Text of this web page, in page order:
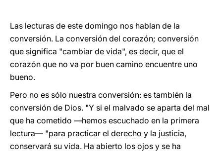
Las lecturas de este domingo nos hablan de la
conversión. La conversión del corazón; conversión
que significa "cambiar de vida", es decir, que el
corazón que no va por buen camino encuentre uno
bueno.
Pero no es sólo nuestra conversión: es también la
conversión de Dios. "Y si el malvado se aparta del mal
que ha cometido —hemos escuchado en la primera
lectura— "para practicar el derecho y la justicia,
conservará su vida. Ha abierto los ojos y se ha